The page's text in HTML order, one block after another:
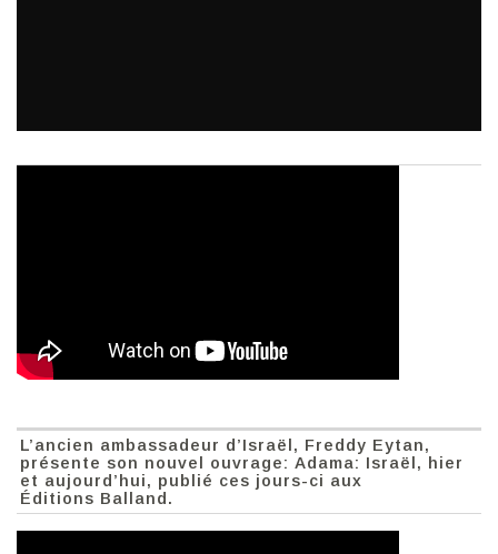
L’ancien ambassadeur d’Israël, Freddy Eytan,
présente son nouvel ouvrage: Adama: Israël, hier
et aujourd’hui, publié ces jours-ci aux
Éditions Balland.